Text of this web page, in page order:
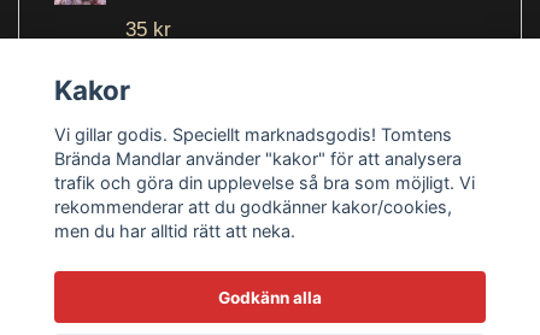
35 kr
Kakor
Vi gillar godis. Speciellt marknadsgodis! Tomtens
Brända Mandlar använder "kakor" för att analysera
trafik och göra din upplevelse så bra som möjligt. Vi
rekommenderar att du godkänner kakor/cookies,
men du har alltid rätt att neka.
Godkänn alla